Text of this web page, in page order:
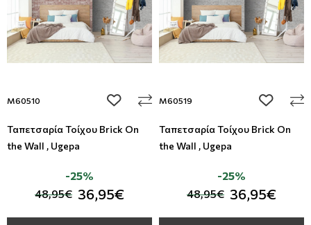
M60510 add to wishlist
Ταπετσαρία Τοίχου Brick On
the Wall , Ugepa
48,95€ 36,95€
-25%
M60519 add to
Ταπετσαρία Τοίχου Brick On
the Wall , Ugepa
48,95€ 36,95€
-25%